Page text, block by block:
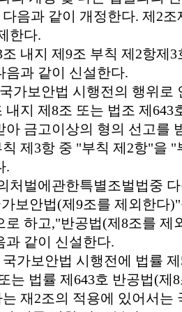
음과 같이 개정한다. 제2조
한다.
내지 제9조 부칙 제2항제
음과 같이 신설한다.
가보안법 시행전의 행위로
내지 제8조 또는 법조 제643
아 금고이상의 형의 선고를
제3항 중 "부칙 제2항"을 "
.
벌에관한특별조벌법중
보안법(제9조를 제외한다
로 하고,"반공법(제8조를 제
과 같이 신설한다.
가보안법 시행전에 법률
는 법률 제643호 반공법(제
재2조의 적용에 있어서는